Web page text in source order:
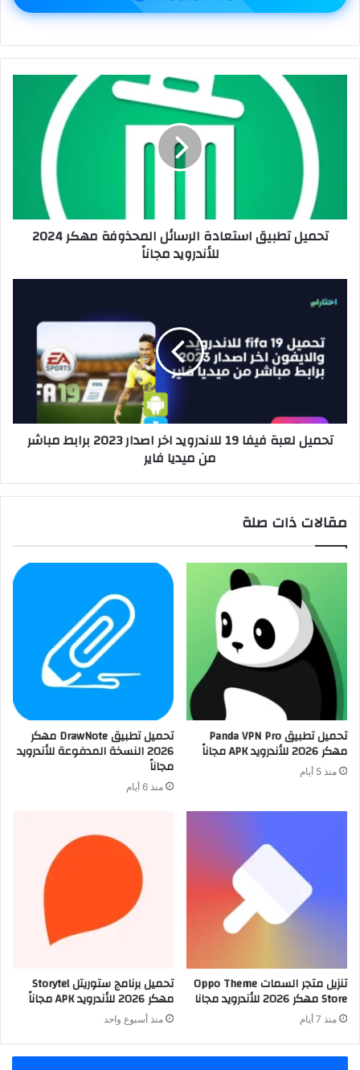
تحميل تطبيق استعادة الرسائل المحذوفة مهكر 2024
للأندرويد مجاناً
تحميل لعبة فيفا 19 للاندرويد اخر اصدار 2023 برابط مباشر
من ميديا ​​فاير
مقالات ذات صلة
تحميل تطبيق Panda VPN Pro
مهكر 2026 للأندرويد APK مجاناً
منذ 5 أيام
تحميل تطبيق DrawNote مهكر
2026 النسخة المدفوعة للأندرويد
مجاناً
منذ 6 أيام
تنزيل متجر السمات Oppo Theme
Store مهكر 2026 للأندرويد مجانا
منذ 7 أيام
تحميل برنامج ستوريتل Storytel
مهكر 2026 للأندرويد APK مجاناً
منذ أسبوع واحد